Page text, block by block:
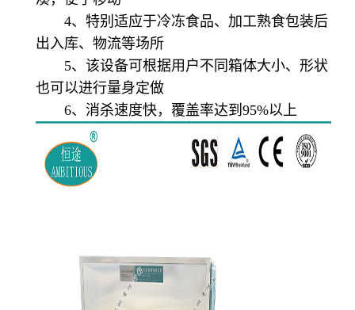
4、特别适应于冷冻食品、加工熟食包装后
出入库、物流等场所
5、该设备可根据用户不同箱体大小、形状
也可以进行量身定做
6、消杀速度快，覆盖率达到95%以上